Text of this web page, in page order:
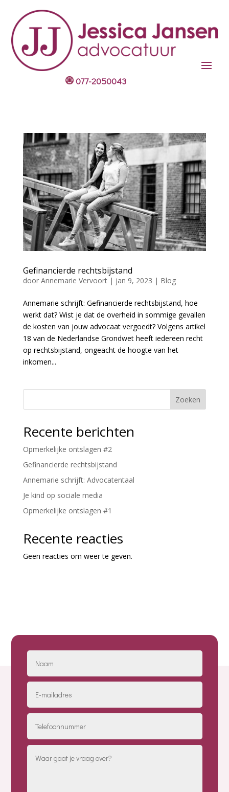
077-2050043
Gefinancierde rechtsbijstand
door Annemarie Vervoort| jan 9, 2023 | Blog
Annemarie schrijft: Gefinancierde rechtsbijstand, hoe
werkt dat? Wist je dat de overheid in sommige gevallen
de kosten van jouw advocaat vergoedt? Volgens artikel
18 van de Nederlandse Grondwet heeft iedereen recht
op rechtsbijstand, ongeacht de hoogte van het
inkomen...
Zoeken
Recente berichten
Opmerkelijke ontslagen #2
Gefinancierde rechtsbijstand
Annemarie schrijft: Advocatentaal
Je kind op sociale media
Opmerkelijke ontslagen #1
Recente reacties
Geen reacties om weer te geven.